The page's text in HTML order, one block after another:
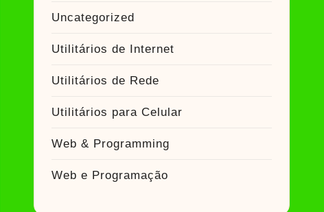
Uncategorized
Utilitários de Internet
Utilitários de Rede
Utilitários para Celular
Web & Programming
Web e Programação